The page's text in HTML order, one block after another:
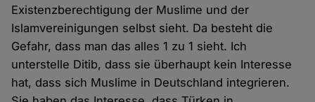
Existenzberechtigung der Muslime und der
Islamvereinigungen selbst sieht. Da besteht die
Gefahr, dass man das alles 1 zu 1 sieht. Ich
unterstelle Ditib, dass sie überhaupt kein Interesse
hat, dass sich Muslime in Deutschland integrieren.